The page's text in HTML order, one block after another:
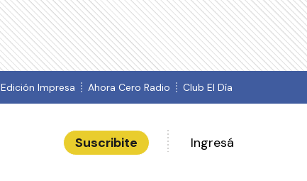
Edición Impresa Ahora Cero Radio Club El Día
Suscribite Ingresá